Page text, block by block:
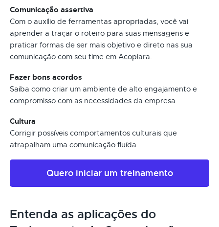
Comunicação assertiva
Com o auxílio de ferramentas apropriadas, você vai
aprender a traçar o roteiro para suas mensagens e
praticar formas de ser mais objetivo e direto nas sua
comunicação com seu time em Acopiara.
Fazer bons acordos
Saiba como criar um ambiente de alto engajamento e
compromisso com as necessidades da empresa.
Cultura
Corrigir possíveis comportamentos culturais que
atrapalham uma comunicação fluída.
Quero iniciar um treinamento
Entenda as aplicações do